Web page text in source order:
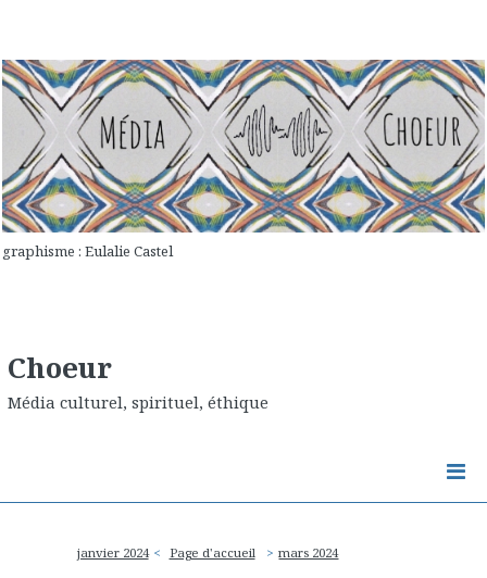
graphisme : Eulalie Castel
Choeur
Média culturel, spirituel, éthique
janvier 2024 Page d'accueil mars 2024